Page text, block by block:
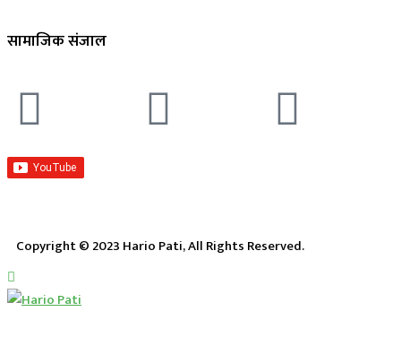
सामाजिक संजाल
Copyright © 2023 Hario Pati, All Rights Reserved.